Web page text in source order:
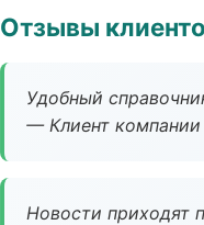
Отзывы
Удобный
— Клиент компании
Новости приходят